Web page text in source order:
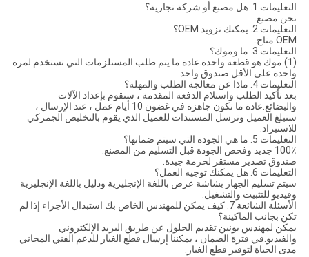
التعليمات 1. هل مصنع أو شركة تجارية؟
نحن مصنع.
التعليمات 2. يمكنك تزويد OEM؟
OEM متاح.
التعليمات 3. ما وموك؟
(1).موك هو قطعة واحدة.عادة ما يتم طلب المستلزمات التي تستخدم لمرة
واحدة على الأقل صندوق واحد.
التعليمات 4. ماذا عن معالجة الطلب والمهلة؟
بعد تأكيد الطلب واستلام الدفعة المقدمة ، سنقوم بإعداد الآلات
والبضائع.عادة ما تكون جاهزة في غضون 10 أيام عمل ، عند الإرسال ،
ستبلغ العميل وترسل المستندات للعميل الذي يقوم بالتخليص الجمركي
للاستيراد.
التعليمات 5. ما هي الجودة التي سيتم ضمانها؟
100٪ جديد وفحص الجودة قبل التسليم من المصنع.
صندوق تصدير مستقر لحزمة جيدة.
التعليمات 6. هل يمكنك توجيه العمل؟
سيتم تسليم الجهاز بشاشة عرض باللغة الإنجليزية ودليل باللغة الإنجليزية
وفيديو للتثبيت والتشغيل.
الأسئلة الشائعة 7. كيف يمكن للمهندس الخاص بك استبدال الأجزاء إذا لم
تكن بجانب الماكينة؟
يمكن لمهندس بونين تقديم الحلول عن طريق البريد الإلكتروني
والفيديو.في فترة الضمان ، يمكننا إرسال قطع الغيار للدعم الفني المجاني
مدى الحياة لتوفير قطع الغيار.